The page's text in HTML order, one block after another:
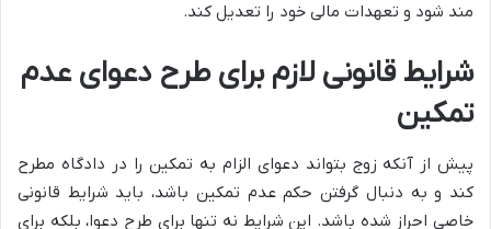
مند شود و تعهدات مالی خود را تعدیل کند.
شرایط قانونی لازم برای طرح دعوای عدم
تمکین
پیش از آنکه زوج بتواند دعوای الزام به تمکین را در دادگاه مطرح
کند و به دنبال گرفتن حکم عدم تمکین باشد، باید شرایط قانونی
خاصی احراز شده باشد. این شرایط نه تنها برای طرح دعوا، بلکه برای